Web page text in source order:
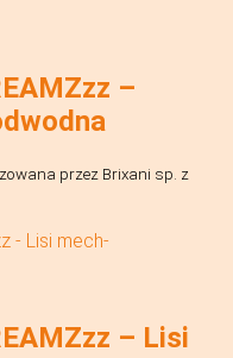
–
przez Brixani sp. z
– Lisi